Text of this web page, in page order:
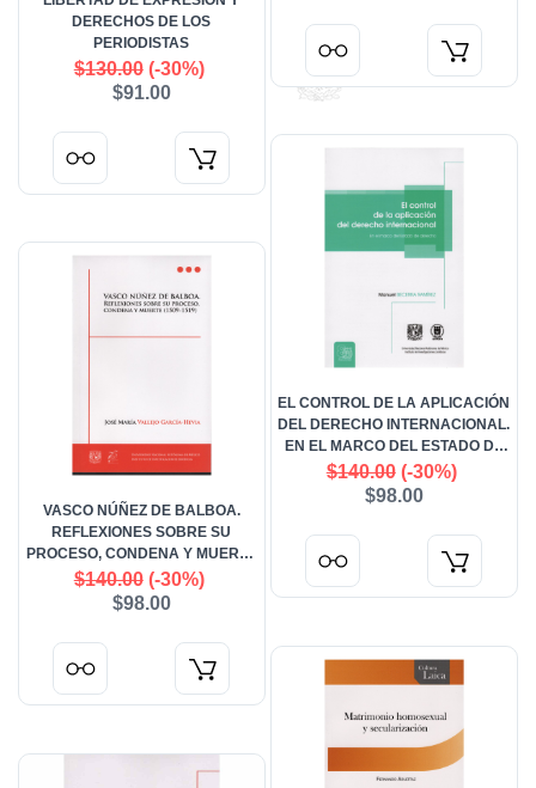
DERECHOS DE LOS
PERIODISTAS
$130.00(-30%)
$91.00
EL CONTROL DE LA APLICACIÓN
DEL DERECHO INTERNACIONAL.
EN EL MARCO DEL ESTADO DE
DERECHO
$140.00(-30%)
$98.00
VASCO NÚÑEZ DE BALBOA.
REFLEXIONES SOBRE SU
PROCESO, CONDENA Y MUERTE
(1509-1519)
$140.00(-30%)
$98.00